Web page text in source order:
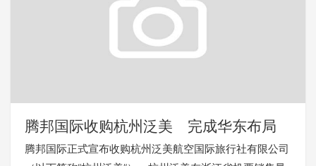
腾邦国际收购杭州泛美 完成华东布局
腾邦国际正式宣布收购杭州泛美航空国际旅行社有限公司